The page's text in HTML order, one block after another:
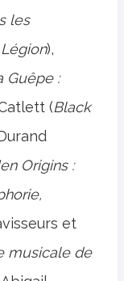
les
),
Guêpe :
(Black
Origins :
et
musicale de